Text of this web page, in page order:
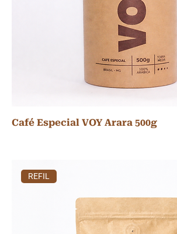
Café Especial VOY Arara 500g
REFIL